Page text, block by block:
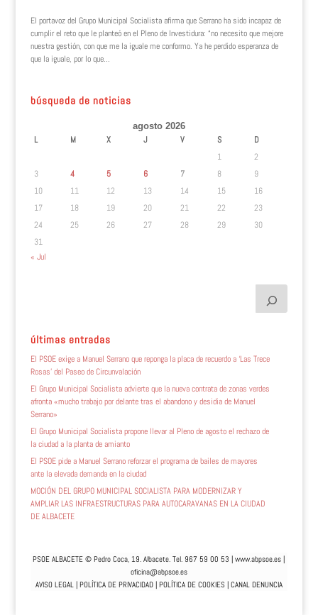
El portavoz del Grupo Municipal Socialista afirma que Serrano ha sido incapaz de
cumplir el reto que le planteó en el Pleno de Investidura: “no necesito que mejore
nuestra gestión, con que me la iguale me conformo. Ya he perdido esperanza de
que la iguale, por lo que...
búsqueda de noticias
agosto 2026
L M X J V S
D
1
2
3
4 5 6 7 8
9
10
11 12 13 14 15
16
17
18 19 20 21 22
23
24
25 26 27 28 29
30
31
« Jul
últimas entradas
El PSOE exige a Manuel Serrano que reponga la placa de recuerdo a ‘Las Trece
Rosas’ del Paseo de Circunvalación
El Grupo Municipal Socialista advierte que la nueva contrata de zonas verdes
afronta «mucho trabajo por delante tras el abandono y desidia de Manuel
Serrano»
El Grupo Municipal Socialista propone llevar al Pleno de agosto el rechazo de
la ciudad a la planta de amianto
El PSOE pide a Manuel Serrano reforzar el programa de bailes de mayores
ante la elevada demanda en la ciudad
MOCIÓN DEL GRUPO MUNICIPAL SOCIALISTA PARA MODERNIZAR Y
AMPLIAR LAS INFRAESTRUCTURAS PARA AUTOCARAVANAS EN LA CIUDAD
DE ALBACETE
PSOE ALBACETE © Pedro Coca, 19. Albacete. Tel. 967 59 00 53 |www.abpsoe.es |
oficina@abpsoe.es
AVISO LEGAL| POLÍTICA DE PRIVACIDAD| POLÍTICA DE COOKIES | CANAL DENUNCIA